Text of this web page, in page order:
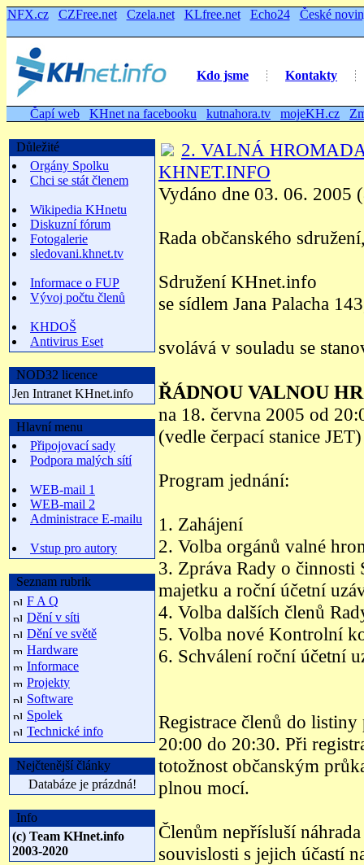
NFX.cz CZFree.net Czela.net KLfree.net Echo24 České
Kdo jsme Kontakty
Čapí web KHnet na facebooku kutnahora.tv mojeKH.cz
Důležité
Orgány Spolku
Chci se stát členem
Wikipedia KHnetu
Diskuzní fórum
Fotogalerie
sledovani.khnet.tv
Informace o FUP
Vývoj počtu členů
KHDOŠ
Antivirus Eset
NOD32 licence
Jen Intranet KHnet.info
Hlavní menu
Připojovací sady
Podpora malých sítí
WEB-mail 1
WEB-mail 2
Administrace E-mailu
Vstup pro autory
Seznam rubrik
F A Q
Dění v síti
Dění ve světě
Hardware
Informace
Projekty
Software
Spolek
Technické info
Nejčtenější články
Databáze je prázdná!
Info
(c) Team KHnet.info
2003-2020
2. VALNÁ
KHNET.INFO
Vydáno dne 03. 06. 2005
Rada občanského
Sdružení KHnet.info
se sídlem Jana Palacha
svolává v souladu se
ŘÁDNOU VALNOU
na 18. června 2005 od
(vedle čerpací stanice JET)
Program jednání:
1. Zahájení
2. Volba orgánů valné
3. Zpráva Rady o činnosti
majetku a roční účetní
4. Volba dalších členů
5. Volba nové Kontrolní
6. Schválení roční účetní
Registrace členů do
20:00 do 20:30. Při
totožnost občanským
plnou mocí.
Členům nepřísluší
souvislosti s jejich účastí